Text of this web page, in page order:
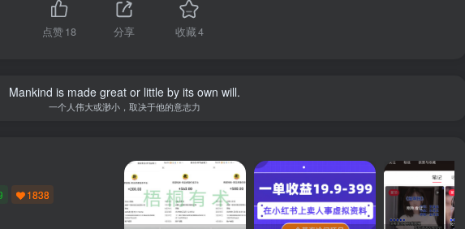
点赞18 分享 收藏4
Mankind is made great or little by its own will.
一个人伟大或渺小，取决于他的意志力
1838